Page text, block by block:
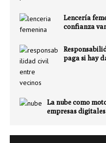
Lencería
confianza
paga si hay
La nube como
empresas digitales